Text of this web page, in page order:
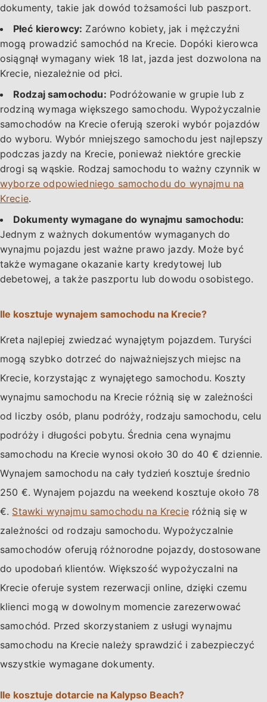
dokumenty, takie jak dowód tożsamości lub paszport.
Płeć kierowcy: Zarówno kobiety, jak i mężczyźni
mogą prowadzić samochód na Krecie. Dopóki kierowca
osiągnął wymagany wiek 18 lat, jazda jest dozwolona na
Krecie, niezależnie od płci.
Rodzaj samochodu: Podróżowanie w grupie lub z
rodziną wymaga większego samochodu. Wypożyczalnie
samochodów na Krecie oferują szeroki wybór pojazdów
do wyboru. Wybór mniejszego samochodu jest najlepszy
podczas jazdy na Krecie, ponieważ niektóre greckie
drogi są wąskie. Rodzaj samochodu to ważny czynnik w
wyborze odpowiedniego samochodu do wynajmu na
Krecie.
Dokumenty wymagane do wynajmu samochodu:
Jednym z ważnych dokumentów wymaganych do
wynajmu pojazdu jest ważne prawo jazdy. Może być
także wymagane okazanie karty kredytowej lub
debetowej, a także paszportu lub dowodu osobistego.
Ile kosztuje wynajem samochodu na Krecie?
Kreta najlepiej zwiedzać wynajętym pojazdem. Turyści
mogą szybko dotrzeć do najważniejszych miejsc na
Krecie, korzystając z wynajętego samochodu. Koszty
wynajmu samochodu na Krecie różnią się w zależności
od liczby osób, planu podróży, rodzaju samochodu, celu
podróży i długości pobytu. Średnia cena wynajmu
samochodu na Krecie wynosi około 30 do 40 € dziennie.
Wynajem samochodu na cały tydzień kosztuje średnio
250 €. Wynajem pojazdu na weekend kosztuje około 78
€. Stawki wynajmu samochodu na Krecieróżnią się w
zależności od rodzaju samochodu. Wypożyczalnie
samochodów oferują różnorodne pojazdy, dostosowane
do upodobań klientów. Większość wypożyczalni na
Krecie oferuje system rezerwacji online, dzięki czemu
klienci mogą w dowolnym momencie zarezerwować
samochód. Przed skorzystaniem z usługi wynajmu
samochodu na Krecie należy sprawdzić i zabezpieczyć
wszystkie wymagane dokumenty.
Ile kosztuje dotarcie na Kalypso Beach?